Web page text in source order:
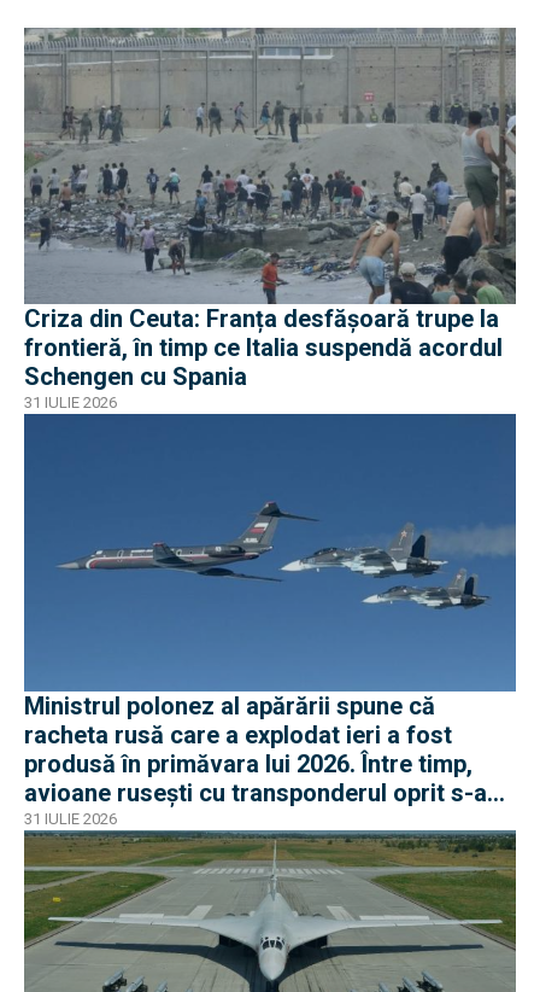
Criza din Ceuta: Franța desfășoară trupe la
frontieră, în timp ce Italia suspendă acordul
Schengen cu Spania
31 IULIE 2026
Ministrul polonez al apărării spune că
racheta rusă care a explodat ieri a fost
produsă în primăvara lui 2026. Între timp,
avioane rusești cu transponderul oprit s-au
apropiat de frontiera Poloniei
31 IULIE 2026